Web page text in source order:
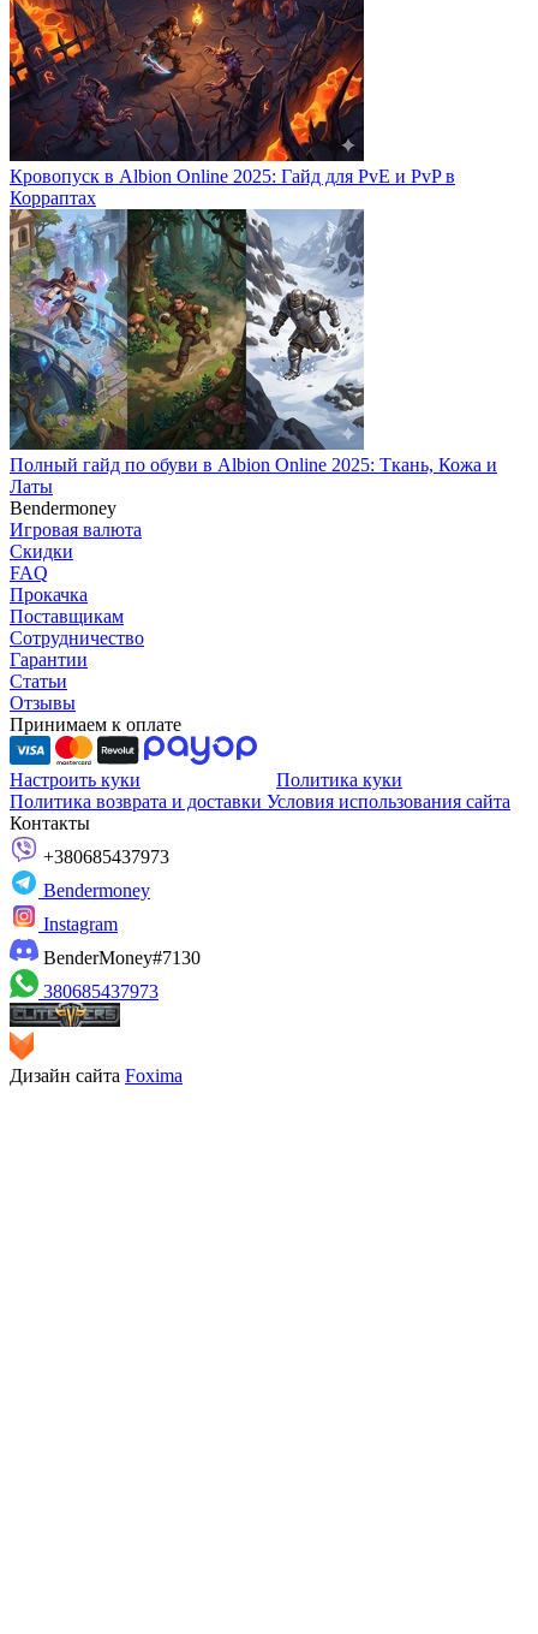
Кровопуск в Albion Online 2025: Гайд для PvE и PvP в
Корраптах
Полный гайд по обуви в Albion Online 2025: Ткань, Кожа и
Латы
Bendermoney
Игровая валюта
Скидки
FAQ
Прокачка
Поставщикам
Сотрудничество
Гарантии
Статьи
Отзывы
Принимаем к оплате
Настроить куки
Политика куки
Политика возврата и доставки Условия использования сайта
Контакты
+380685437973
Bendermoney
Instagram
BenderMoney#7130
380685437973
Дизайн сайта Foxima